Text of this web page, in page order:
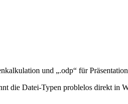
und „.odp“ für
die Datei-Typen problelos direkt in